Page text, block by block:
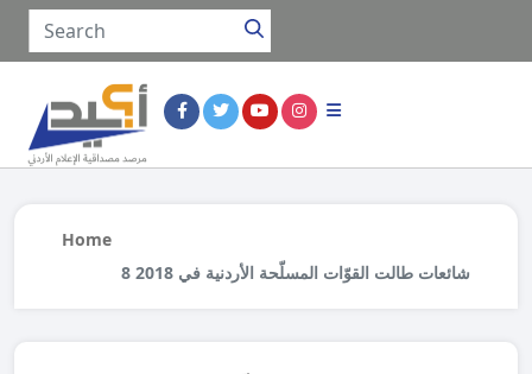
Home
8 شائعات طالت القوّات المسلّحة الأردنية في 2018